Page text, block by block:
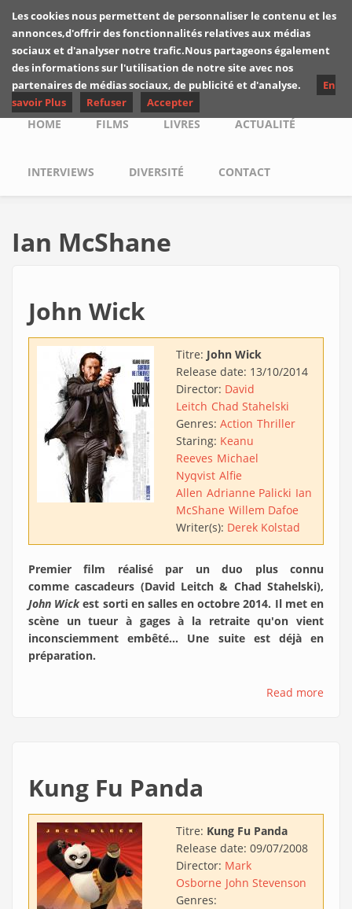
Skip to main content
Les critiques de
Yuyine
Main menu
HOME FILMS LIVRES ACTUALITÉ
INTERVIEWS DIVERSITÉ CONTACT
Ian McShane
John Wick
Titre: John Wick
Release date: 13/10/2014
Director: David
Leitch Chad Stahelski
Genres: Action Thriller
Staring: Keanu
Reeves Michael
Nyqvist Alfie
Allen Adrianne Palicki Ian
McShane Willem Dafoe
Writer(s): Derek Kolstad
Premier film réalisé par un duo plus connu
comme cascadeurs (David Leitch & Chad Stahelski),
John Wickest sorti en salles en octobre 2014. Il met en
scène un tueur à gages à la retraite qu'on vient
inconsciemment embêté... Une suite est déjà en
préparation.
Read more
Kung Fu Panda
Titre: Kung Fu Panda
Release date: 09/07/2008
Director: Mark
Osborne John Stevenson
Genres:
Les cookies nous permettent de personnaliser le contenu et les
annonces,d'offrir des fonctionnalités relatives aux médias
sociaux et d'analyser notre trafic.Nous partageons également
des informations sur l'utilisation de notre site avec nos
partenaires de médias sociaux, de publicité et d'analyse.
En
savoir Plus
Refuser Accepter